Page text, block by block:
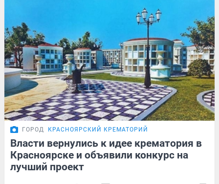
ГОРОД КРАСНОЯРСКИЙ КРЕМАТОРИЙ
Власти вернулись к идее крематория в
Красноярске и объявили конкурс на
лучший проект